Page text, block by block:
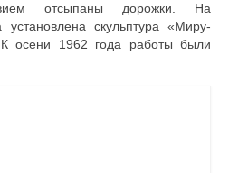
отсыпаны дорожки. На
скульптура «Миру-
осени 1962 года работы были